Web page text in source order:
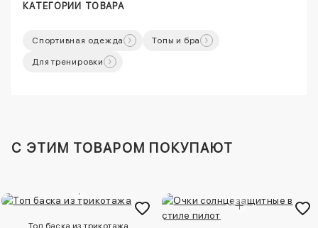
КАТЕГОРИИ ТОВАРА
Спортивная одежда Топы и бра
Для тренировки
C ЭТИМ ТОВАРОМ ПОКУПАЮТ